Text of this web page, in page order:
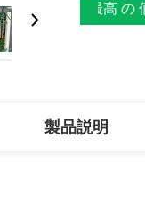
最高 の
製品説明